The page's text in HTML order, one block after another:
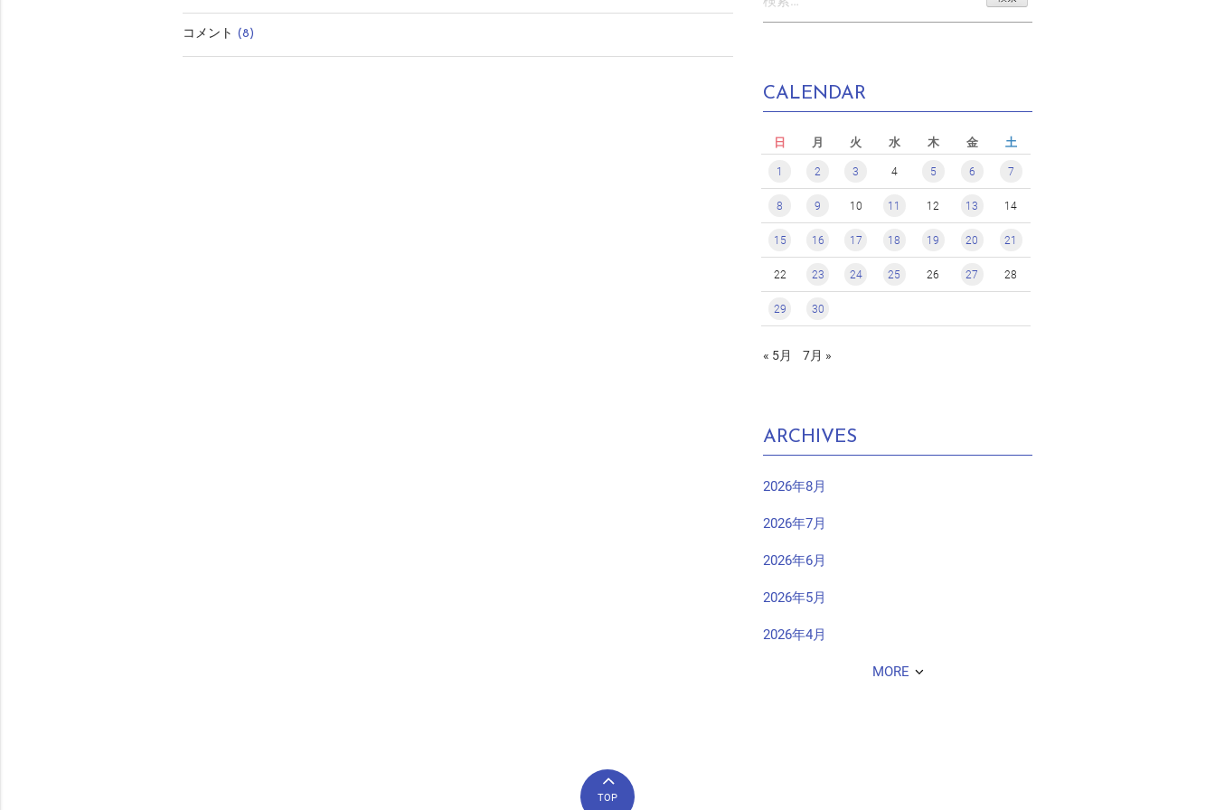
有
コメント (8)
索:
CALENDAR
日 月 火 水 木 金 土
1 2 3 4 5 6 7
8 9 10 11 12 13 14
15 16 17 18 19 20 21
22 23 24 25 26 27 28
29 30
« 5月 7月 »
ARCHIVES
2026年8月
2026年7月
2026年6月
2026年5月
2026年4月
MORE
TOP